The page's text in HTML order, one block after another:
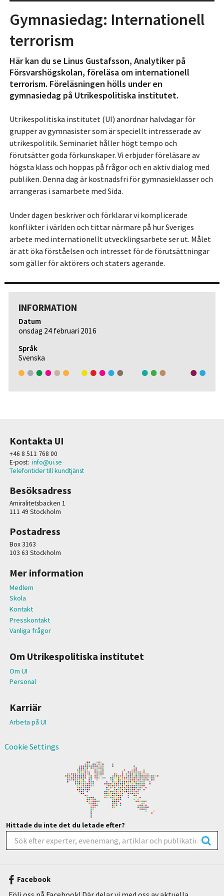
Gymnasiedag: Internationell
terrorism
Här kan du se Linus Gustafsson, Analytiker på
Försvarshögskolan, föreläsa om internationell
terrorism. Föreläsningen hölls under en
gymnasiedag på Utrikespolitiska institutet.
Utrikespolitiska institutet (UI) anordnar halvdagar för
grupper av gymnasister som är speciellt intresserade av
utrikespolitik. Seminariet håller högt tempo och
förutsätter goda förkunskaper. Vi erbjuder föreläsare av
högsta klass och hoppas på frågor och en aktiv dialog med
publiken. Denna dag är kostnadsfri för gymnasieklasser och
arrangeras i samarbete med Sida.
Under dagen beskriver och förklarar vi komplicerade
konflikter i världen och tittar närmare på hur Sveriges
arbete med internationellt utvecklingsarbete ser ut. Målet
är att öka förståelsen och intresset för de förutsättningar
som gäller för aktörers och staters agerande.
INFORMATION
Datum
onsdag 24 februari 2016
Språk
Svenska
Kontakta UI
+46 8 511 768 00
E-post: info@ui.se
Telefontider till kundtjänst
Besöksadress
Amiralitetsbacken 1
111 49 Stockholm
Postadress
Box 3163
103 63 Stockholm
Mer information
Medlem
Skola
Kontakt
Presskontakt
Vanliga frågor
Om Utrikespolitiska institutet
Om UI
Personal
Karriär
Arbeta på UI
Cookie Settings
Hittade du inte det du letade efter?
Facebook